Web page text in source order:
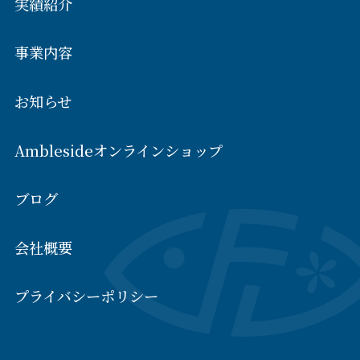
事業内容
お知らせ
Amblesideオンラインショップ
ブログ
会社概要
プライバシーポリシー